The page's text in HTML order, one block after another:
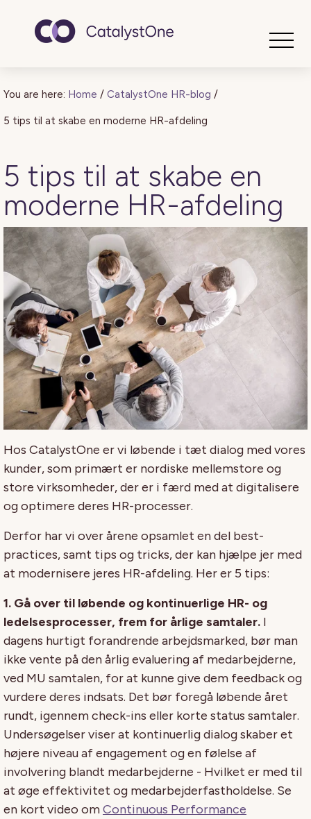
You are here: Home / CatalystOne HR-blog /
5 tips til at skabe en moderne HR-afdeling
5 tips til at skabe en
moderne HR-afdeling
Hos CatalystOne er vi løbende i tæt dialog med vores
kunder, som primært er nordiske mellemstore og
store virksomheder, der er i færd med at digitalisere
og optimere deres HR-processer.
Derfor har vi over årene opsamlet en del best-
practices, samt tips og tricks, der kan hjælpe jer med
at modernisere jeres HR-afdeling. Her er 5 tips:
1. Gå over til løbende og kontinuerlige HR- og
ledelsesprocesser, frem for årlige samtaler. I
dagens hurtigt forandrende arbejdsmarked, bør man
ikke vente på den årlig evaluering af medarbejderne,
ved MU samtalen, for at kunne give dem feedback og
vurdere deres indsats. Det bør foregå løbende året
rundt, igennem check-ins eller korte status samtaler.
Undersøgelser viser at kontinuerlig dialog skaber et
højere niveau af engagement og en følelse af
involvering blandt medarbejderne - Hvilket er med til
at øge effektivitet og medarbejderfastholdelse. Se
en kort video omContinuous Performance